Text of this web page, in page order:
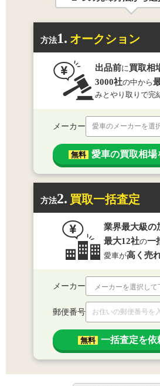
方法1. オークション
出品前に買取相
3000社の中から
みとやり取りで完
メーカー 愛車のメーカーを選
無料 愛車の買取相場
方法2. 買取一括査定
業界最大級の
最大12社の一
愛車が高く売
メーカー
郵便番号
無料 一括査定を依